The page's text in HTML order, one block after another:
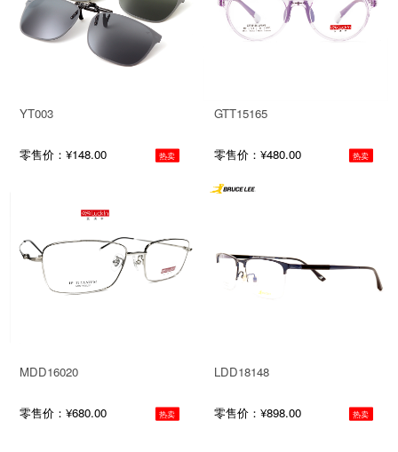
YT003
零售价：¥148.00 热卖
GTT15165
零售价：¥480.00 热卖
MDD16020
零售价：¥680.00 热卖
LDD18148
零售价：¥898.00 热卖